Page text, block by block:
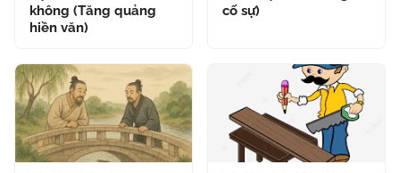
không (Tăng quảng
hiền văn)
cố sự)